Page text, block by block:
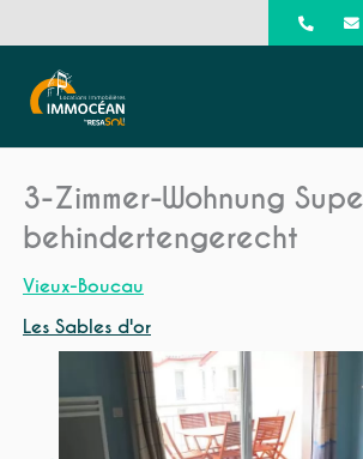
springen
3-Zimmer-Wohnung
behindertengerecht
Vieux-Boucau
Les Sables d'or